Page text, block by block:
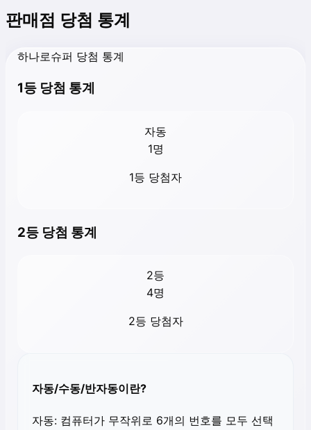
판매점 당첨 통계
하나로슈퍼 당첨 통계
1등 당첨 통계
자동
1명
1등 당첨자
2등 당첨 통계
2등
4명
2등 당첨자
자동/수동/반자동이란?
자동: 컴퓨터가 무작위로 6개의 번호를 모두 선택